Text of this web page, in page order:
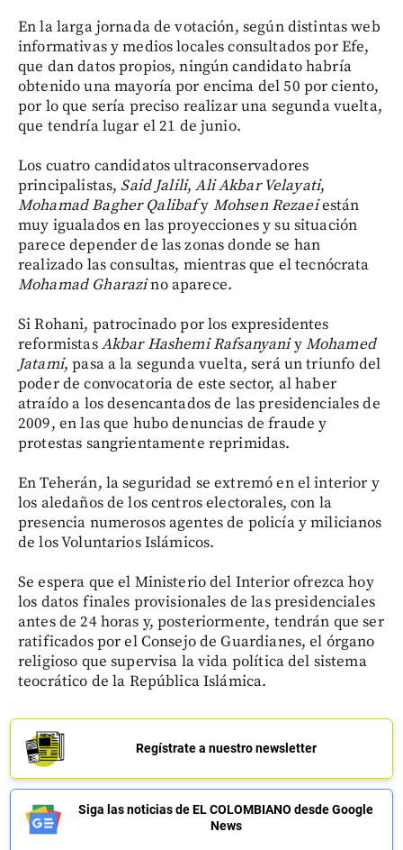
En la larga jornada de votación, según distintas web
informativas y medios locales consultados por Efe,
que dan datos propios, ningún candidato habría
obtenido una mayoría por encima del 50 por ciento,
por lo que sería preciso realizar una segunda vuelta,
que tendría lugar el 21 de junio.
Los cuatro candidatos ultraconservadores
principalistas, Said Jalili,Ali Akbar Velayati,
Mohamad Bagher Qalibafy Mohsen Rezaeiestán
muy igualados en las proyecciones y su situación
parece depender de las zonas donde se han
realizado las consultas, mientras que el tecnócrata
Mohamad Gharazino aparece.
Si Rohani, patrocinado por los expresidentes
reformistasAkbar Hashemi RafsanyaniyMohamed
Jatami, pasa a la segunda vuelta, será un triunfo del
poder de convocatoria de este sector, al haber
atraído a los desencantados de las presidenciales de
2009, en las que hubo denuncias de fraude y
protestas sangrientamente reprimidas.
En Teherán, la seguridad se extremó en el interior y
los aledaños de los centros electorales, con la
presencia numerosos agentes de policía y milicianos
de los Voluntarios Islámicos.
Se espera que el Ministerio del Interior ofrezca hoy
los datos finales provisionales de las presidenciales
antes de 24 horas y, posteriormente, tendrán que ser
ratificados por el Consejo de Guardianes, el órgano
religioso que supervisa la vida política del sistema
teocrático de la República Islámica.
Regístrate a nuestro newsletter
Siga las noticias de EL COLOMBIANO desde Google
News